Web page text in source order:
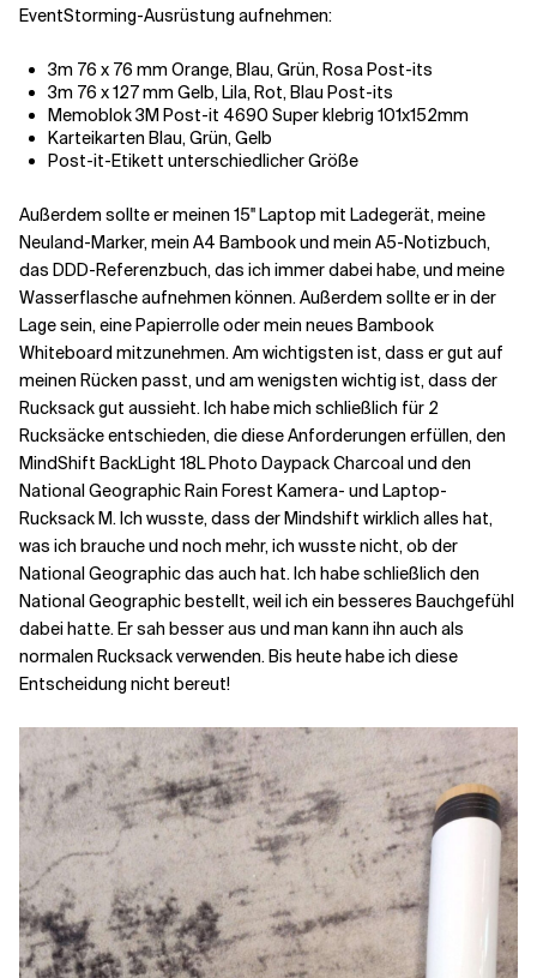
EventStorming-Ausrüstung aufnehmen:
3m 76 x 76 mm Orange, Blau, Grün, Rosa Post-its
3m 76 x 127 mm Gelb, Lila, Rot, Blau Post-its
Memoblok 3M Post-it 4690 Super klebrig 101x152mm
Karteikarten Blau, Grün, Gelb
Post-it-Etikett unterschiedlicher Größe
Außerdem sollte er meinen 15'' Laptop mit Ladegerät, meine
Neuland-Marker, mein A4 Bambook und mein A5-Notizbuch,
das DDD-Referenzbuch, das ich immer dabei habe, und meine
Wasserflasche aufnehmen können. Außerdem sollte er in der
Lage sein, eine Papierrolle oder mein neues Bambook
Whiteboard mitzunehmen. Am wichtigsten ist, dass er gut auf
meinen Rücken passt, und am wenigsten wichtig ist, dass der
Rucksack gut aussieht. Ich habe mich schließlich für 2
Rucksäcke entschieden, die diese Anforderungen erfüllen, den
MindShift BackLight 18L Photo Daypack Charcoal und den
National Geographic Rain Forest Kamera- und Laptop-
Rucksack M. Ich wusste, dass der Mindshift wirklich alles hat,
was ich brauche und noch mehr, ich wusste nicht, ob der
National Geographic das auch hat. Ich habe schließlich den
National Geographic bestellt, weil ich ein besseres Bauchgefühl
dabei hatte. Er sah besser aus und man kann ihn auch als
normalen Rucksack verwenden. Bis heute habe ich diese
Entscheidung nicht bereut!